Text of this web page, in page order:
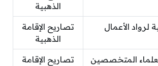
الذهبية
لرواد الأعمال
تصاريح الإقامة
الذهبية
المتخصصين
تصاريح الإقامة